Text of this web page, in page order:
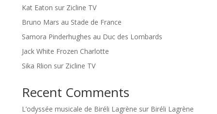
Kat Eaton sur Zicline TV
Bruno Mars au Stade de France
Samora Pinderhughes au Duc des Lombards
Jack White Frozen Charlotte
Sika Rlion sur Zicline TV
Recent Comments
L’odyssée musicale de Biréli Lagrène sur Biréli Lagrène